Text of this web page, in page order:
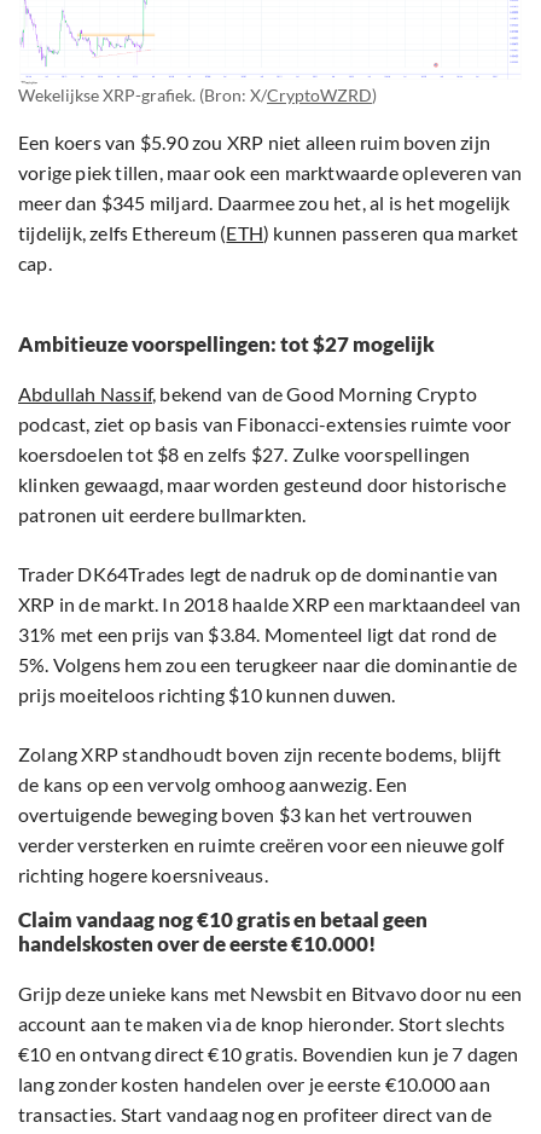
Wekelijkse XRP-grafiek. (Bron: X/CryptoWZRD)
Een koers van $5.90 zou XRP niet alleen ruim boven zijn
vorige piek tillen, maar ook een marktwaarde opleveren van
meer dan $345 miljard. Daarmee zou het, al is het mogelijk
tijdelijk, zelfs Ethereum (ETH) kunnen passeren qua market
cap.
Ambitieuze voorspellingen: tot $27 mogelijk
Abdullah Nassif, bekend van de Good Morning Crypto
podcast, ziet op basis van Fibonacci-extensies ruimte voor
koersdoelen tot $8 en zelfs $27. Zulke voorspellingen
klinken gewaagd, maar worden gesteund door historische
patronen uit eerdere bullmarkten.
Trader DK64Trades legt de nadruk op de dominantie van
XRP in de markt. In 2018 haalde XRP een marktaandeel van
31% met een prijs van $3.84. Momenteel ligt dat rond de
5%. Volgens hem zou een terugkeer naar die dominantie de
prijs moeiteloos richting $10 kunnen duwen.
Zolang XRP standhoudt boven zijn recente bodems, blijft
de kans op een vervolg omhoog aanwezig. Een
overtuigende beweging boven $3 kan het vertrouwen
verder versterken en ruimte creëren voor een nieuwe golf
richting hogere koersniveaus.
Claim vandaag nog €10 gratis en betaal geen
handelskosten over de eerste €10.000!
Grijp deze unieke kans met Newsbit en Bitvavo door nu een
account aan te maken via de knop hieronder. Stort slechts
€10 en ontvang direct €10 gratis. Bovendien kun je 7 dagen
lang zonder kosten handelen over je eerste €10.000 aan
transacties. Start vandaag nog en profiteer direct van de